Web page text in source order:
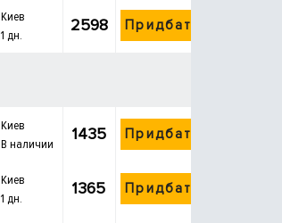
Киев
1 дн.
2598 Придбати
Киев
В наличии
1435 Придбати
Киев
1 дн.
1365 Придбати